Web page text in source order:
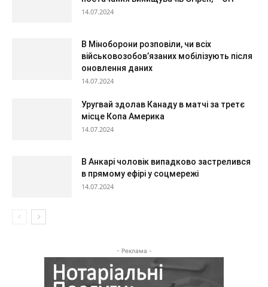
14.07.2024
В Міноборони розповіли, чи всіх
військовозобов’язаних мобілізують після
оновлення даних
14.07.2024
Уругвай здолав Канаду в матчі за третє
місце Копа Америка
14.07.2024
В Анкарі чоловік випадково застрелився
в прямому ефірі у соцмережі
14.07.2024
- Реклама -